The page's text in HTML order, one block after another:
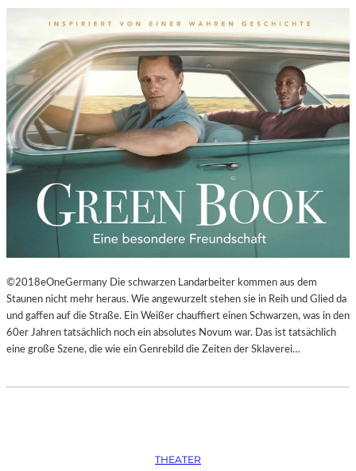
E
©2018eOneGermany Die schwarzen Landarbeiter kommen aus dem
Staunen nicht mehr heraus. Wie angewurzelt stehen sie in Reih und Glied da
und gaffen auf die Straße. Ein Weißer chauffiert einen Schwarzen, was in den
60er Jahren tatsächlich noch ein absolutes Novum war. Das ist tatsächlich
eine große Szene, die wie ein Genrebild die Zeiten der Sklaverei…
THEATER